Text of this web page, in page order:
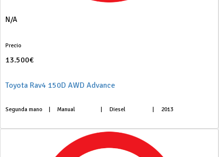
N/A
Precio
13.500€
Toyota Rav4 150D AWD Advance
Segunda mano Manual Diesel 2013